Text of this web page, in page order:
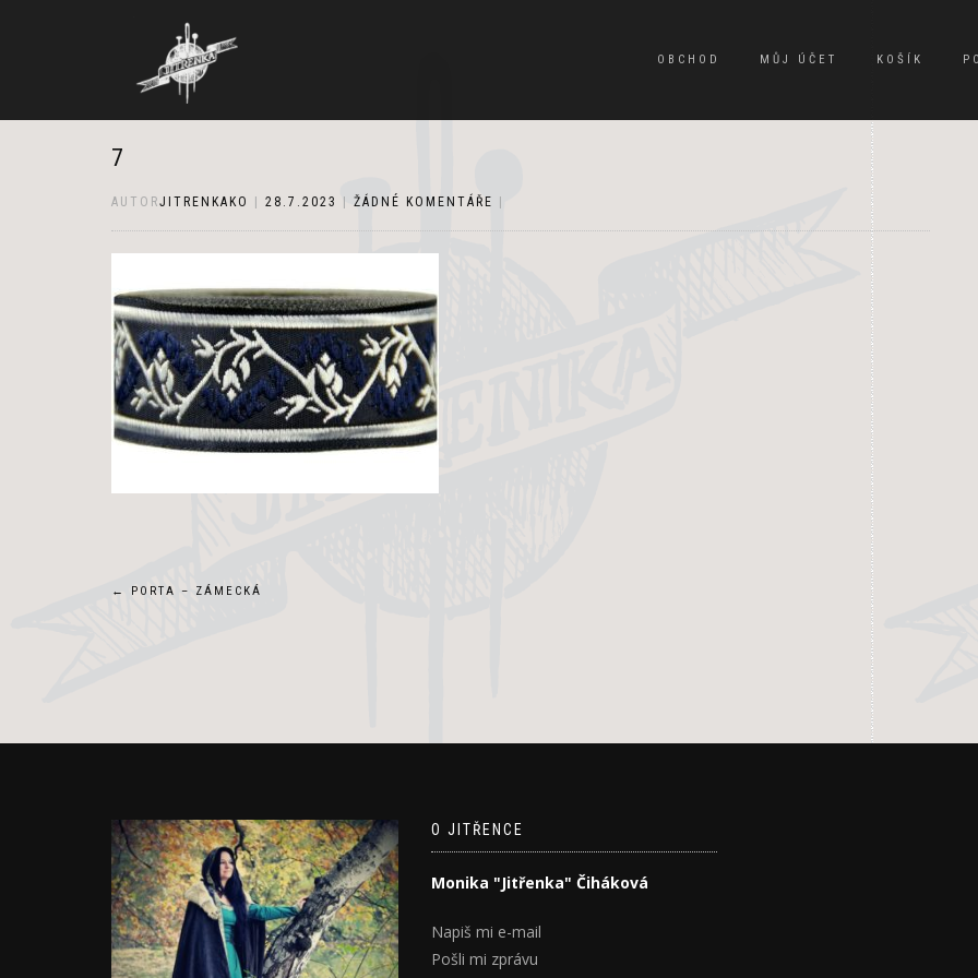
OBCHOD MŮJ ÚČET KOŠÍK
7
AUTORJITRENKAKO 28.7.2023 ŽÁDNÉ KOMENTÁŘE
Navigace
← PORTA – ZÁMECKÁ
O JITŘENCE
Monika "Jitřenka" Čiháková
Napiš mi e-mail
Pošli mi zprávu